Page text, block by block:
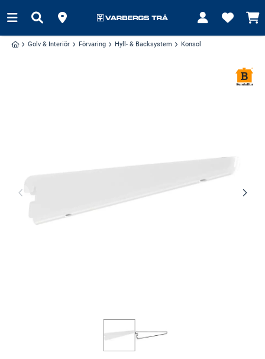
Golv & Interiör Förvaring Hyll- & Backsystem Konsol